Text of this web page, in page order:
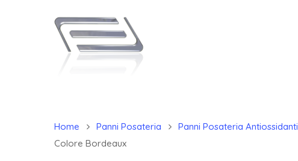
Home Panni Posateria Panni Posateria Antiossidanti
Colore Bordeaux